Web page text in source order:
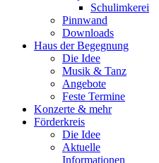
Schulimkerei
Pinnwand
Downloads
Haus der Begegnung
Die Idee
Musik & Tanz
Angebote
Feste Termine
Konzerte & mehr
Förderkreis
Die Idee
Aktuelle
Informationen